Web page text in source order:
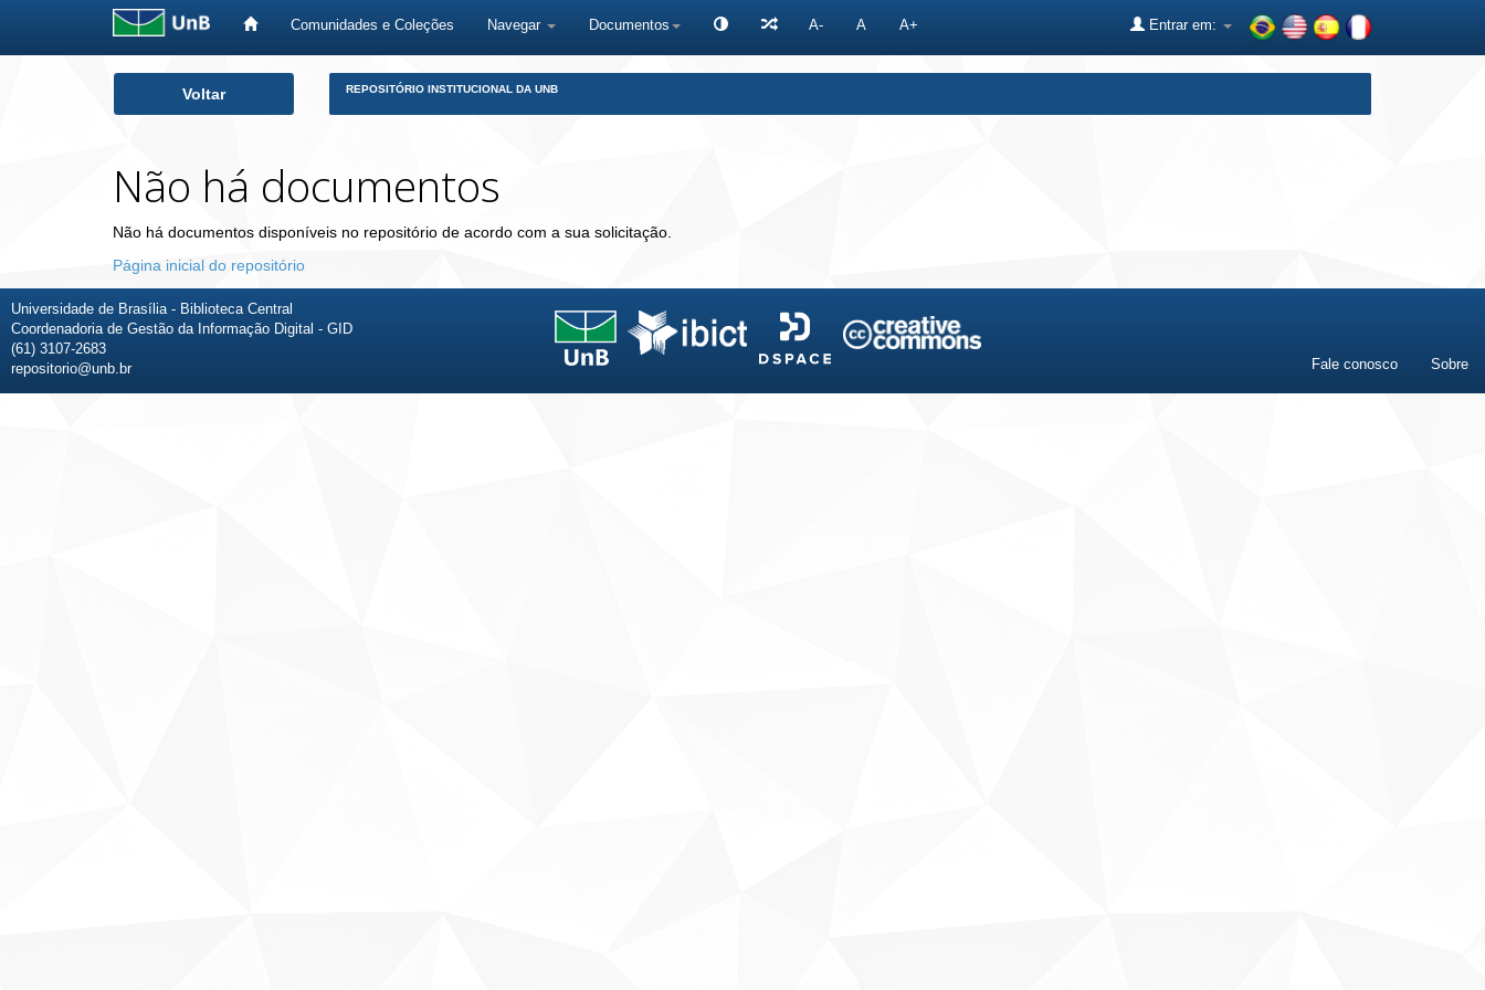
Comunidades e Coleções Navegar Documentos A- A A+ Entrar em:
Voltar REPOSITÓRIO INSTITUCIONAL DA UNB
Não há documentos
Não há documentos disponíveis no repositório de acordo com a sua solicitação.
Página inicial do repositório
Universidade de Brasília - Biblioteca Central
Coordenadoria de Gestão da Informação Digital - GID
(61) 3107-2683
repositorio@unb.br
Fale conosco Sobre